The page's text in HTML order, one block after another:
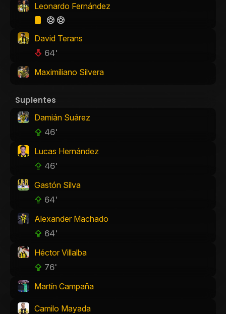
Leonardo Fernández
David Terans
64'
Maximiliano Silvera
Suplentes
Damián Suárez
46'
Lucas Hernández
46'
Gastón Silva
64'
Alexander Machado
64'
Héctor Villalba
76'
Martín Campaña
Camilo Mayada